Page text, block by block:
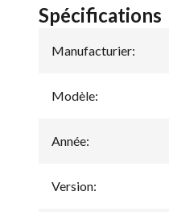
Spécifications
Manufacturier:
Modèle:
Année:
Version: